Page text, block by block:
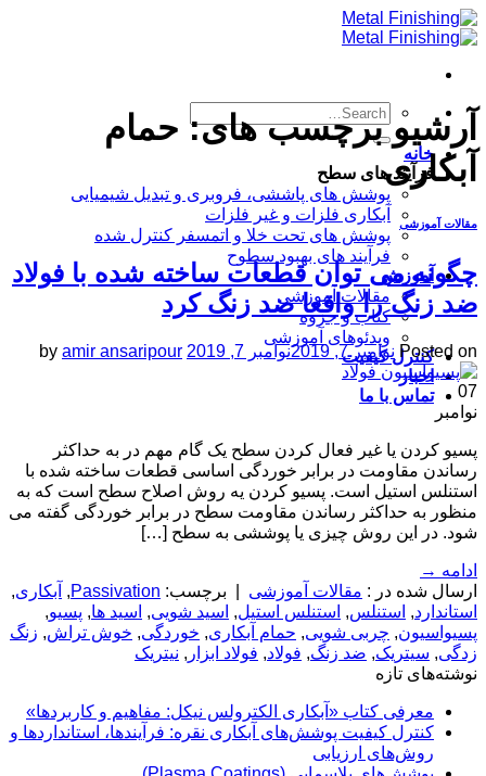
Skip
to
خانه
فرآیند های سطح
پوشش های پاششی، فروبری و تبدیل شیمیایی
آبکاری فلزات و غیر فلزات
پوشش های تحت خلا و اتمسفر کنترل شده
فرآیند های بهبود سطوح
آموزش
مقالات آموزشی
کتاب و جزوه
ویدئوهای آموزشی
کنترل کیفیت
اخبار
تماس با ما
آرشیو برچسب های: حمام
آبکاری
مقالات آموزشی
چگونه می توان قطعات ساخته شده با فولاد
ضد زنگ را واقعا ضد زنگ کرد
Posted on نوامبر 7, 2019 نوامبر 7, 2019 by amir ansaripour
07
نوامبر
پسیو کردن یا غیر فعال کردن سطح یک گام مهم در به حداکثر
رساندن مقاومت در برابر خوردگی اساسی قطعات ساخته شده با
استنلس استیل است. پسیو کردن یه روش اصلاح سطح است که به
منظور به حداکثر رساندن مقاومت سطح در برابر خوردگی گفته می
شود. در این روش چیزی یا پوششی به سطح […]
ادامه →
ارسال شده در : مقالات آموزشی برچسب: Passivation
, آبکاری,
استاندارد, استنلس, استنلس استیل, اسید شویی, اسید ها, پسیو,
پسیواسیون, چربی شویی, حمام آبکاری, خوردگی, خوش تراش, زنگ
زدگی, سیتریک, ضد زنگ, فولاد, فولاد ابزار , نیتریک
نوشته‌های تازه
معرفی کتاب «آبکاری الکترولس نیکل: مفاهیم و کاربردها»
کنترل کیفیت پوشش‌های آبکاری نقره: فرآیندها، استانداردها و
روش‌های ارزیابی